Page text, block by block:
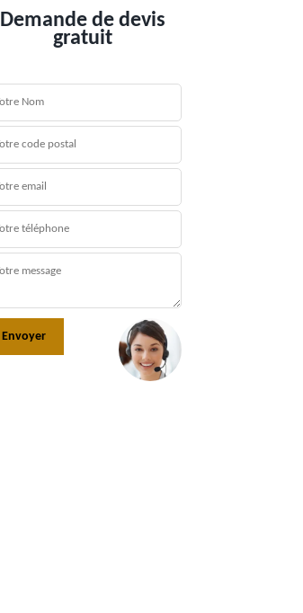
Demande de devis
gratuit